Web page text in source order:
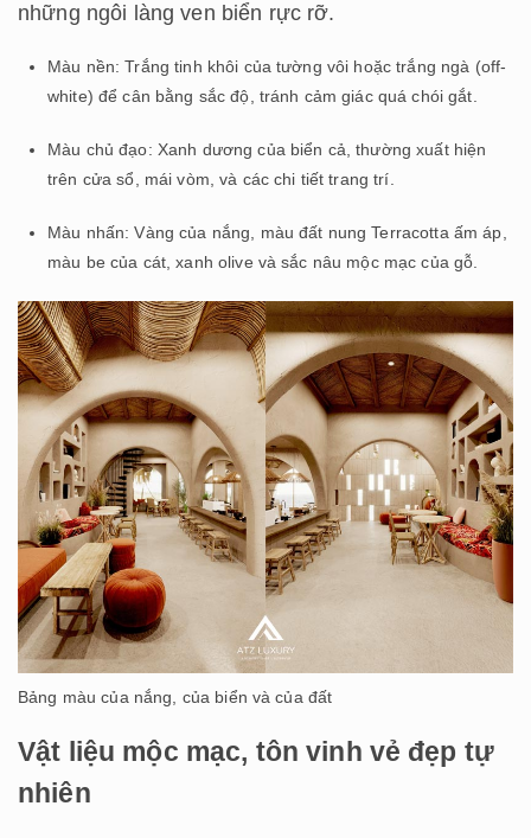
những ngôi làng ven biển rực rỡ.
Màu nền: Trắng tinh khôi của tường vôi hoặc trắng ngà (off-
white) để cân bằng sắc độ, tránh cảm giác quá chói gắt.
Màu chủ đạo: Xanh dương của biển cả, thường xuất hiện
trên cửa sổ, mái vòm, và các chi tiết trang trí.
Màu nhấn: Vàng của nắng, màu đất nung Terracotta ấm áp,
màu be của cát, xanh olive và sắc nâu mộc mạc của gỗ.
Bảng màu của nắng, của biển và của đất
Vật liệu mộc mạc, tôn vinh vẻ đẹp tự
nhiên